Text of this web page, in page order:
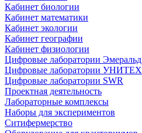
Кабинет биологии
Кабинет математики
Кабинет экологии
Кабинет географии
Кабинет физиологии
Цифровые лаборатории Эмеральд
Цифровые лаборатории УНИТЕХ
Цифровые лаборатории SWR
Проектная деятельность
Лабораторные комплексы
Наборы для экспериментов
Ситифермерство